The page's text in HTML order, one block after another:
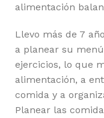
alimentación
Llevo más de 7
a planear su
ejercicios, lo que
alimentación, a
comida y a
Planear las